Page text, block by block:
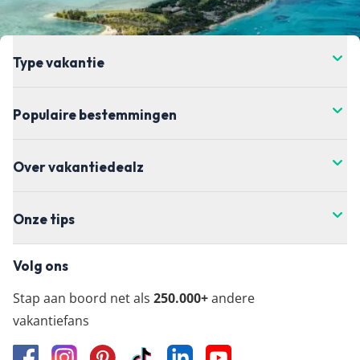
Type vakantie
Populaire bestemmingen
Over vakantiedealz
Onze tips
Volg ons
Stap aan boord net als 250.000+andere
vakantiefans